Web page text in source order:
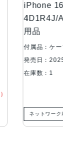
iPhone
4D1R4J/
用品
付属品：ケ
発売日：
在庫数：1
ネットワーク